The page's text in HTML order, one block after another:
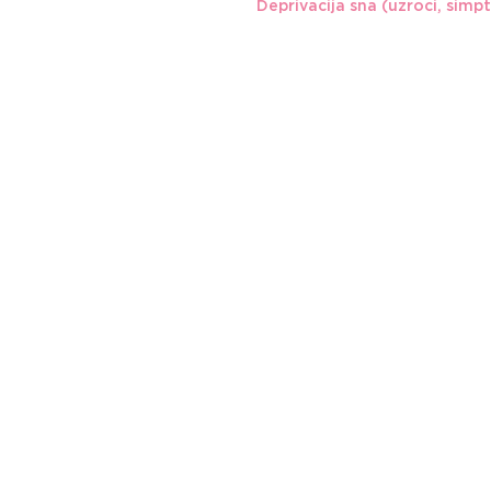
Deprivacija sna (uzroci,